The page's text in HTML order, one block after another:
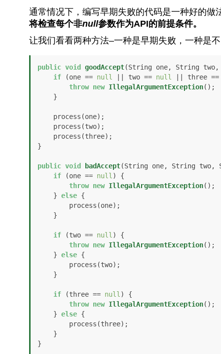
通常情况下，编写早期失败的代码是一种好的
将检查每个非null参数作为API的前提条件。
让我们看看两种方法–一种是早期失败，一种是
public void goodAccept(String one, String
if (one == null || two == null
|| three
throw new IllegalArgumentException();
}
public void badAccept(String one, String two,
if (one == null ) {
throw new IllegalArgumentException();
    }
else {
if (two == null ) {
throw new IllegalArgumentException();
    }
else {
if (three == null ) {
throw new IllegalArgumentException();
    }
else {
}